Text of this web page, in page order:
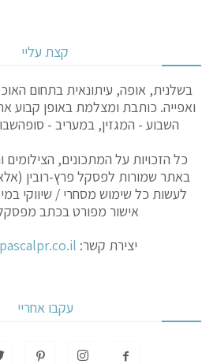
קצת עליי
בשלנית, אופה, עיתונאית בתחום
ואפייה. כותבת ומצלמת באופן קבוע
השבוע - המגזין, במעריב -
כל הזכויות על המתכונים,
באתר שמורות לפסקל פרץ-רובין
לעשות כל שימוש מסחרי / שיווקי
אישור מפורט בכתב מפסקל
יצירת קשר:
עקבו אחריי